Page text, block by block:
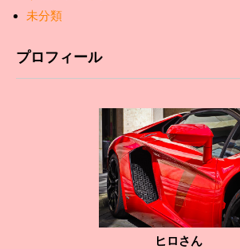
未分類
プロフィール
ヒロさん